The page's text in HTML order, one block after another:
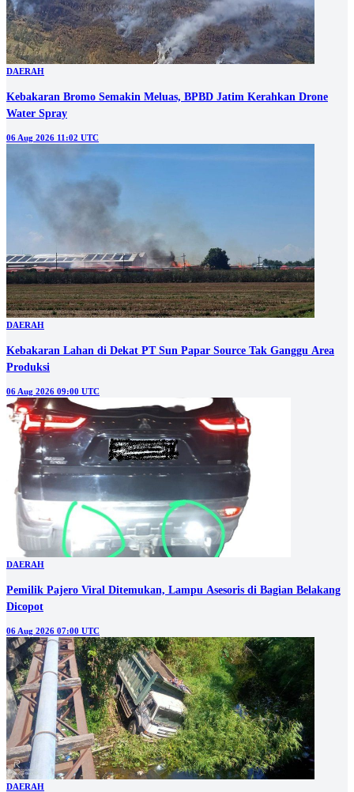
DAERAH
Kebakaran Bromo Semakin Meluas, BPBD Jatim Kerahkan Drone
Water Spray
06 Aug 2026 11:02 UTC
DAERAH
Kebakaran Lahan di Dekat PT Sun Papar Source Tak Ganggu Area
Produksi
06 Aug 2026 09:00 UTC
DAERAH
Pemilik Pajero Viral Ditemukan, Lampu Asesoris di Bagian Belakang
Dicopot
06 Aug 2026 07:00 UTC
DAERAH